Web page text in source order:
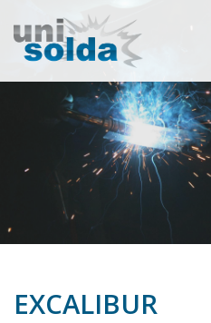
EXCALIBUR